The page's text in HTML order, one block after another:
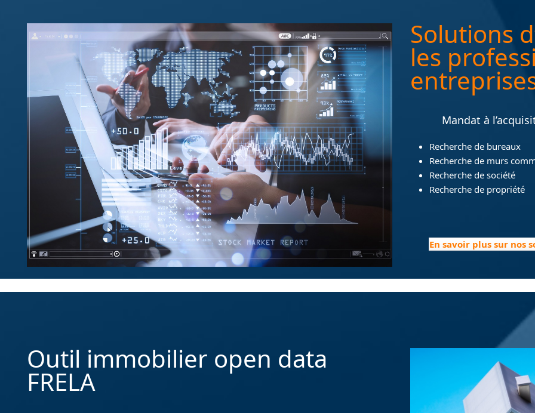
Solutions
les
Mandat à
Recherche de bureaux
Recherche de murs
Recherche de société
Recherche de propriété
En savoir plus sur nos
Outil immobilier open data
FRELA